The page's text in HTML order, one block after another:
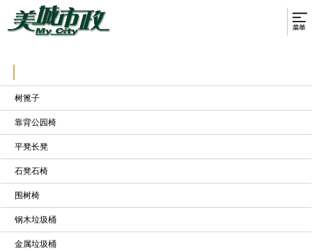
树篦子
靠背公园椅
平凳长凳
石凳石椅
围树椅
钢木垃圾桶
金属垃圾桶